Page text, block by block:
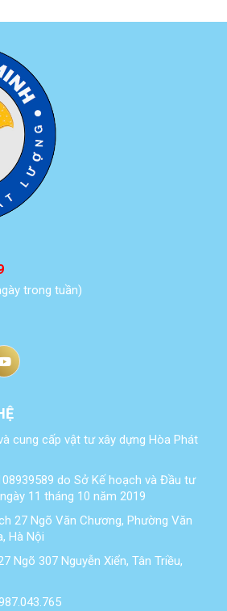
trong tuần)
cung cấp vật tư xây dựng Hòa Phát
do Sở Kế hoạch và Đầu tư
11 tháng 10 năm 2019
27 Ngõ Văn Chương, Phường Văn
Hà Nội
Ngõ 307 Nguyễn Xiển, Tân Triều,